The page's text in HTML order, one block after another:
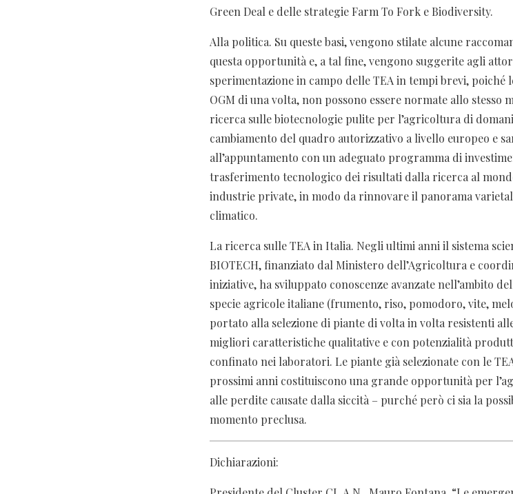
Green Deal e delle strategie Farm To Fork e Biodiversity.
Alla politica. Su queste basi, vengono stilate alcune
questa opportunità e, a tal fine, vengono suggerite agli
sperimentazione in campo delle TEA in tempi brevi, poiché
OGM di una volta, non possono essere normate allo
ricerca sulle biotecnologie pulite per l’agricoltura di
cambiamento del quadro autorizzativo a livello europeo e
all’appuntamento con un adeguato programma di
trasferimento tecnologico dei risultati dalla ricerca al
industrie private, in modo da rinnovare il panorama
climatico.
La ricerca sulle TEA in Italia. Negli ultimi anni il sistema
BIOTECH, finanziato dal Ministero dell’Agricoltura e
iniziative, ha sviluppato conoscenze avanzate nell’ambito
specie agricole italiane (frumento, riso, pomodoro, vite,
portato alla selezione di piante di volta in volta resistenti
migliori caratteristiche qualitative e con potenzialità
confinato nei laboratori. Le piante già selezionate con le
prossimi anni costituiscono una grande opportunità per
alle perdite causate dalla siccità – purché però ci sia la
momento preclusa.
Dichiarazioni: